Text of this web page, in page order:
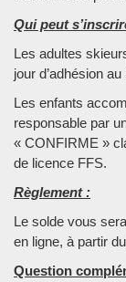
Qui peut
Les adultes
jour d’adhésion
Les enfants
responsable par
« CONFIRME »
de licence FFS.
Règlement :
Le solde vous
en ligne, à partir
Question